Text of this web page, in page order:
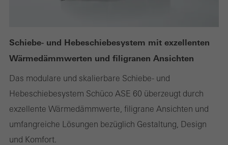
Schiebe- und Hebeschiebesystem mit exzellenten
Wärmedämmwerten und filigranen Ansichten
Das modulare und skalierbare Schiebe- und
Hebeschiebesystem Schüco ASE 60 überzeugt durch
exzellente Wärmedämmwerte, filigrane Ansichten und
umfangreiche Lösungen bezüglich Gestaltung, Design
und Komfort.
beispielsweise durch Auswertung von durchgeführten
Kampagnen, zu optimieren. Diese Cookies werden dazu
verwendet, die Nutzerfreundlichkeit der Webseite und damit das
Nutzererlebnis zu verbessern. Sie sammeln Informationen über
die Nutzungsweise der Webseite, Anzahl der Besuche,
durchschnittliche Verweilzeit, aufgerufene Seiten.